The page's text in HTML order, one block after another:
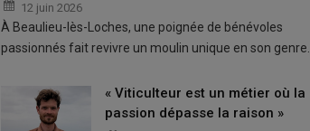
12 juin 2026
À Beaulieu-lès-Loches, une poignée de bénévoles
passionnés fait revivre un moulin unique en son genre.
« Viticulteur est un métier où la
passion dépasse la raison »